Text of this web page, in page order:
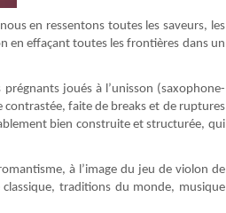
en ressentons toutes les saveurs, les
en effaçant toutes les frontières dans un
joués à l’unisson (saxophone-
contrastée, faite de breaks et de ruptures
bien construite et structurée, qui
à l’image du jeu de violon de
traditions du monde, musique